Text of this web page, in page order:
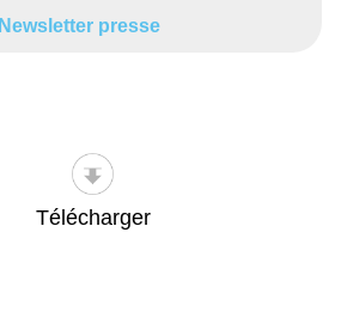
Newsletter presse
Télécharger